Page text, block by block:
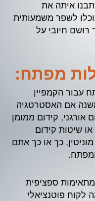
איתה את
לשפר משמעותית
רושם חיובי על
מפתח:
עבור הקמפיין
אם האסטרטגיה
קידום ממומן
שיטות קידום
כך או כך אתם
ספציפית
פוטנציאלי